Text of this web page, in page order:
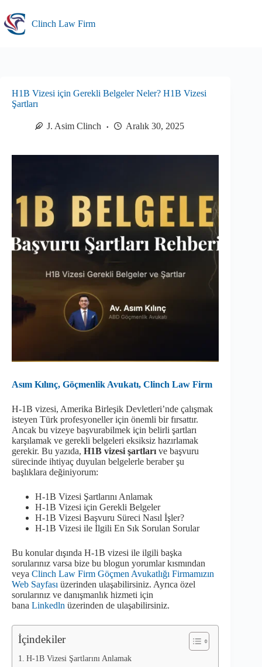
content
Clinch Law Firm
H1B Vizesi için Gerekli Belgeler Neler? H1B Vizesi
Şartları
J. Asim Clinch Aralık 30, 2025
Asım Kılınç, Göçmenlik Avukatı, Clinch Law Firm
H-1B vizesi, Amerika Birleşik Devletleri’nde çalışmak
isteyen Türk profesyoneller için önemli bir fırsattır.
Ancak bu vizeye başvurabilmek için belirli şartları
karşılamak ve gerekli belgeleri eksiksiz hazırlamak
gerekir. Bu yazıda, H1B vizesi şartları ve başvuru
sürecinde ihtiyaç duyulan belgelerle beraber şu
başlıklara değiniyorum:
H-1B Vizesi Şartlarını Anlamak
H-1B Vizesi için Gerekli Belgeler
H-1B Vizesi Başvuru Süreci Nasıl İşler?
H-1B Vizesi ile İlgili En Sık Sorulan Sorular
Bu konular dışında H-1B vizesi ile ilgili başka
sorularınız varsa bize bu blogun yorumlar kısmından
veya Clinch Law Firm Göçmen Avukatlığı Firmamızın
Web Sayfası üzerinden ulaşabilirsiniz. Ayrıca özel
sorularınız ve danışmanlık hizmeti için
bana Linkedln üzerinden de ulaşabilirsiniz.
İçindekiler
H-1B Vizesi Şartlarını Anlamak